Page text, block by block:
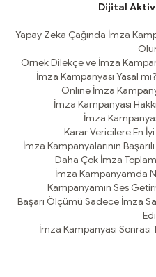
Dijital
Yapay Zeka Çağında İmza
Örnek Dilekçe ve İmza
İmza Kampanyası Yasal
Online İmza
İmza Kampanyası
İmza
Karar Vericilere En İyi
İmza Kampanyalarının
Daha Çok İmza
İmza Kampanyamda
Kampanyamın Ses
Başarı Ölçümü Sadece İmza
İmza Kampanyası